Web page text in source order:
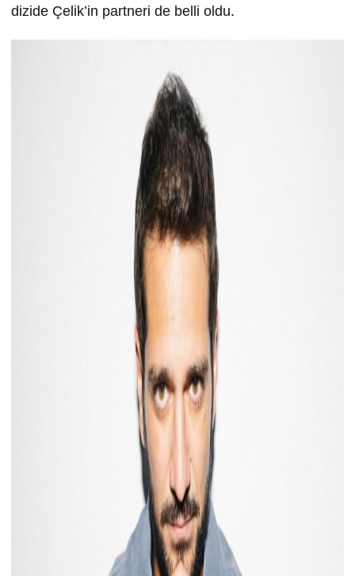
dizide Çelik’in partneri de belli oldu.